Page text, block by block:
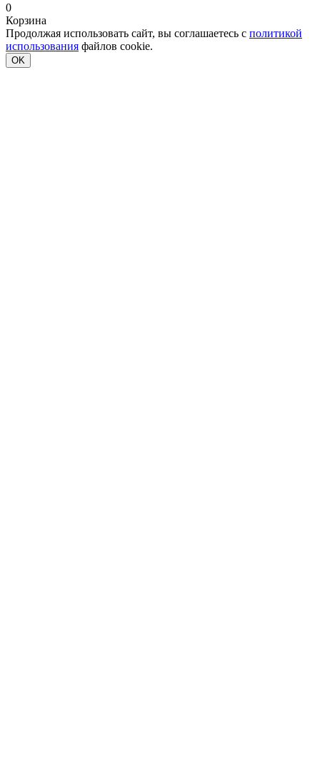
0
Корзина
Продолжая использовать сайт, вы соглашаетесь с политикой
использования файлов cookie.
OK